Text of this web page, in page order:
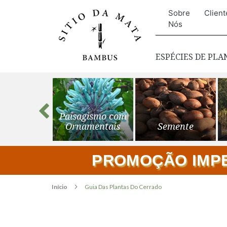
Sobre
Nós
ESPÉCIES DE
Paisagismo com
Ornamentais
Semente
PROMOÇÃO
Início Guia Das Plantas Do Cerrado